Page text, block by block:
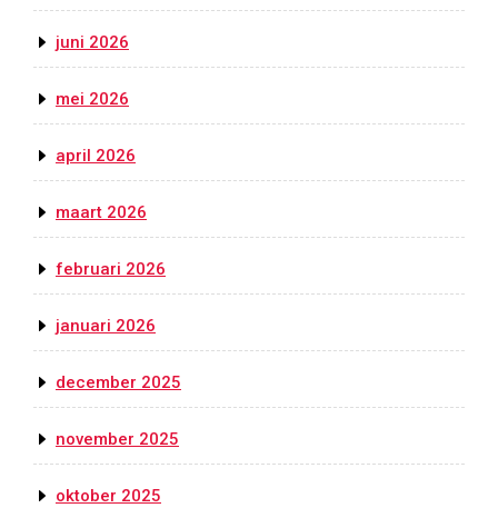
juni 2026
mei 2026
april 2026
maart 2026
februari 2026
januari 2026
december 2025
november 2025
oktober 2025